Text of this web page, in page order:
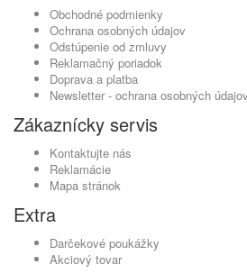
Obchodné podmienky
Ochrana osobných údajov
Odstúpenie od zmluvy
Reklamačný poriadok
Doprava a platba
Newsletter - ochrana osobných údajov
Zákaznícky servis
Kontaktujte nás
Reklamácie
Mapa stránok
Extra
Darčekové poukážky
Akciový tovar